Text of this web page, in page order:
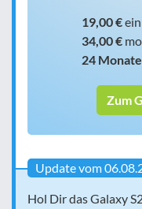
19,00 €
34,00 €
24 Monate
Zum
Update vom
Hol Dir das Galaxy